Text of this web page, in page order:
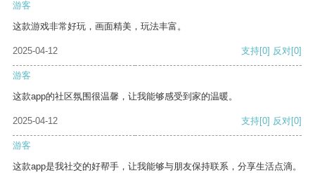
游客
这款游戏非常好玩，画面精美，玩法丰富。
2025-04-12 支持[0] 反对[0]
游客
这款app的社区氛围很温馨，让我能够感受到家的温暖。
2025-04-12 支持[0] 反对[0]
游客
这款app是我社交的好帮手，让我能够与朋友保持联系，分享生活点滴。